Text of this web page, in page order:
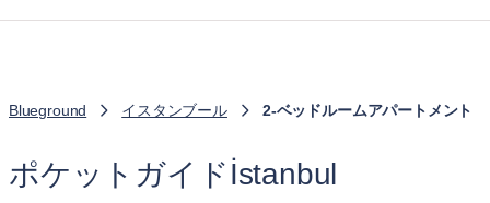
Blueground イスタンブール 2-ベッドルームアパートメント
ポケットガイドİstanbul